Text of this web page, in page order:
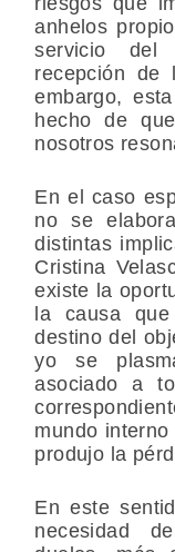
anhelos
servicio del
recepción de
embargo,
hecho de
nosotros
En el caso
no se
distintas
Cristina
existe la
la causa
destino del
yo se
asociado a
mundo
produjo la
En este
necesidad